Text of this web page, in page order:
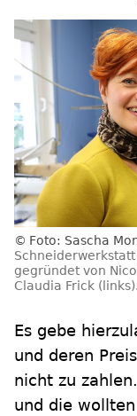
Foto: Sascha
gegründet von
Claudia Frick (links).
Es gebe
und deren
nicht zu
und die